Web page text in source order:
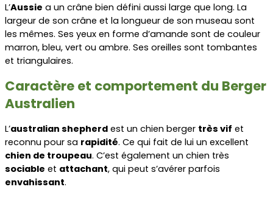
L’Aussie a un crâne bien défini aussi large que long. La
largeur de son crâne et la longueur de son museau sont
les mêmes. Ses yeux en forme d’amande sont de couleur
marron, bleu, vert ou ambre. Ses oreilles sont tombantes
et triangulaires.
Caractère et comportement du Berger
Australien
L’australian shepherd est un chien berger très vif et
reconnu pour sa rapidité
chien de troupeau
sociable et attachant
envahissant.